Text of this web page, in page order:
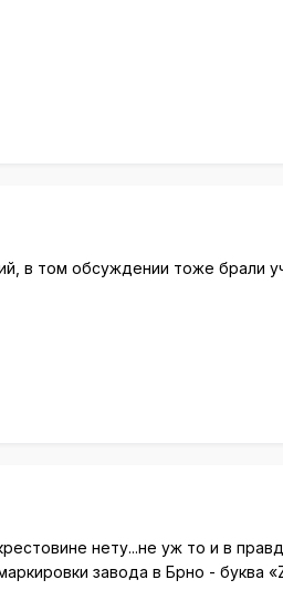
в том обсуждении тоже брали
нету...не уж то и в
завода в Брно - буква